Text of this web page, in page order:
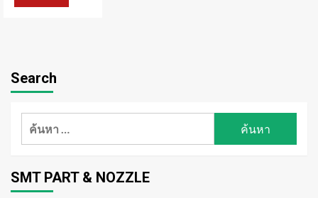
Search
ค้นหา
SMT PART & NOZZLE